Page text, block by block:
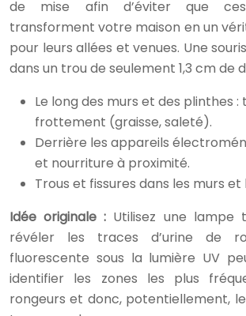
de mise afin d’éviter que
transforment votre maison en un
pour leurs allées et venues. Une
dans un trou de seulement 1,3 cm de
Le long des murs et des plinthes :
frottement (graisse, saleté).
Derrière les appareils
et nourriture à proximité.
Trous et fissures dans les murs
Idée originale : Utilisez une lampe
révéler les traces d’urine de
fluorescente sous la lumière UV
identifier les zones les plus
rongeurs et donc, potentiellement,